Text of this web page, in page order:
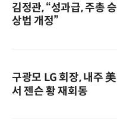
김정관, “성과급, 주총
상법 개정”
구광모 LG 회장, 내주
서 젠슨 황 재회동